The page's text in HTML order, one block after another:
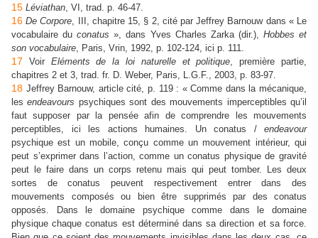
15 Léviathan , VI, trad. p. 46-47.
16 De Corpore , III, chapitre 15, § 2, cité par Jeffrey Barnouw dans « Le
vocabulaire duconatus », dans Yves Charles Zarka (dir.), Hobbes et
son vocabulaire , Paris, Vrin, 1992, p. 102-124, ici p. 111.
17 Voir Eléments de la loi naturelle et politique , première partie,
chapitres 2 et 3, trad. fr. D. Weber, Paris, L.G.F., 2003, p. 83-97.
18 Jeffrey Barnouw, article cité, p. 119 : « Comme dans la mécanique,
lesendeavours psychiques sont des mouvements imperceptibles qu’il
faut supposer par la pensée afin de comprendre les mouvements
perceptibles, ici les actions humaines. Un conatus / endeavour
psychique est un mobile, conçu comme un mouvement intérieur, qui
peut s’exprimer dans l’action, comme un conatus physique de gravité
peut le faire dans un corps retenu mais qui peut tomber. Les deux
sortes de conatus peuvent respectivement entrer dans des
mouvements composés ou bien être supprimés par des conatus
opposés. Dans le domaine psychique comme dans le domaine
physique chaque conatus est déterminé dans sa direction et sa force.